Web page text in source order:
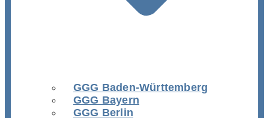
GGG Baden-Württemberg
GGG Bayern
GGG Berlin